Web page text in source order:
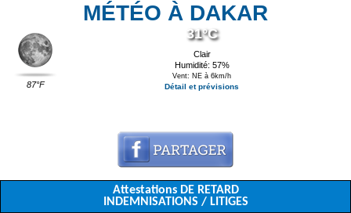
MÉTÉO À DAKAR
87°F
31°C
Clair
Humidité: 57%
Vent: NE à 6km/h
Détail et prévisions
Attestations DE RETARD
INDEMNISATIONS / LITIGES